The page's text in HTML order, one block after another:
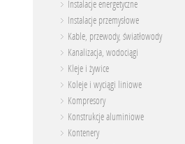
Instalacje energetyczne
Instalacje przemysłowe
Kable, przewody, światłowody
Kanalizacja, wodociągi
Kleje i żywice
Koleje i wyciągi liniowe
Kompresory
Konstrukcje aluminiowe
Kontenery